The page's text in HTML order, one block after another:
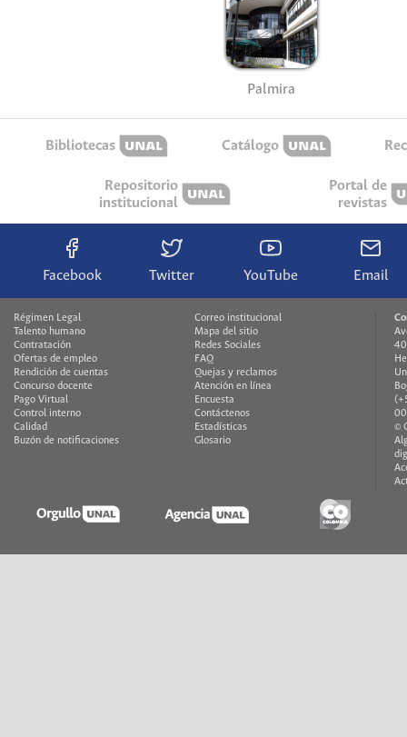
Palmira
Bibliotecas Catálogo
Repositorio
institucional
Portal de
revistas
Facebook Twitter YouTube Email
Régimen Legal
Talento humano
Contratación
Ofertas de empleo
Rendición de cuentas
Concurso docente
Pago Virtual
Control interno
Calidad
Buzón de notificaciones
Correo institucional
Mapa del sitio
Redes Sociales
FAQ
Quejas y reclamos
Atención en línea
Encuesta
Contáctenos
Estadísticas
Glosario
©